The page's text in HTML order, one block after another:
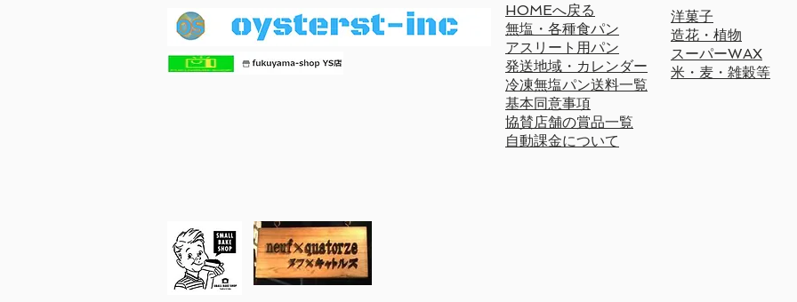
HOMEへ戻る
無塩・各種食パン
​アスリート用パン
発送地域・カレンダー
冷凍無塩パン送料一覧
基本同意事項
協賛店舗の賞品一覧
自動課金について
洋菓子
造花・植物
スーパーWAX
米・麦・雑穀等